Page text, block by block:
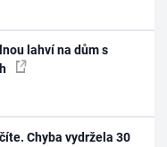
lahví na dům s
Chyba vydržela 30